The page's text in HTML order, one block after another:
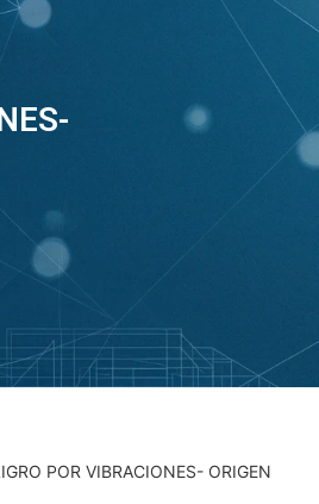
POR VIBRACIONES- ORIGEN